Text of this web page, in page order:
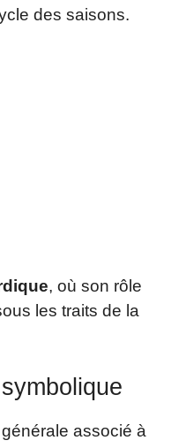
des saisons.
, où son rôle
les traits de la
associé à